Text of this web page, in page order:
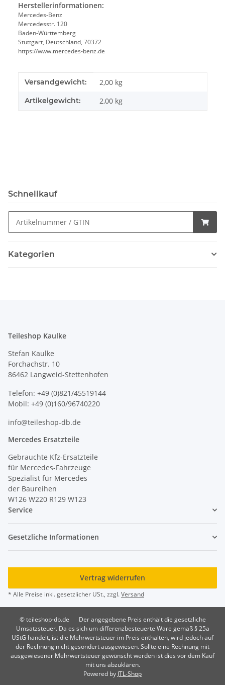
Herstellerinformationen:
Mercedes-Benz
Mercedesstr. 120
Baden-Württemberg
Stuttgart, Deutschland, 70372
https://www.mercedes-benz.de
Produkteigenschaft
Wert
Versandgewicht: 2,00 kg
Artikelgewicht: 2,00 kg
Schnellkauf
Kategorien
Teileshop Kaulke
Stefan Kaulke
Forchachstr. 10
86462 Langweid-Stettenhofen
Telefon: +49 (0)821/45519144
Mobil: +49 (0)160/96740220
info@teileshop-db.de
Mercedes Ersatzteile
Gebrauchte Kfz-Ersatzteile
für Mercedes-Fahrzeuge
Spezialist für Mercedes
der Baureihen
W126 W220 R129 W123
Service
Gesetzliche Informationen
Vertrag widerrufen
* Alle Preise inkl. gesetzlicher USt., zzgl.Versand
© teileshop-db.de
Der angegebene Preis enthält die gesetzliche
Umsatzsteuer. Da es sich um differenzbesteuerte Ware gemäß § 25a
UStG handelt, ist die Mehrwertsteuer im Preis enthalten, wird jedoch auf
der Rechnung nicht gesondert ausgewiesen. Sollte eine Rechnung mit
ausgewiesener Mehrwertsteuer gewünscht werden ist dies vor dem Kauf
mit uns abzuklären.
Powered by JTL-Shop